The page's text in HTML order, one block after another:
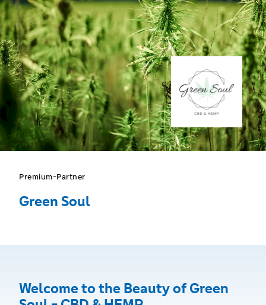
Premium-Partner
Green Soul
Welcome to the Beauty of Green